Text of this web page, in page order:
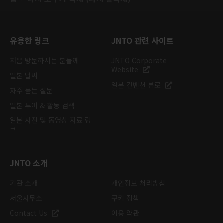
유용한 링크 JNTO 관련 사이트
JNTO 소개